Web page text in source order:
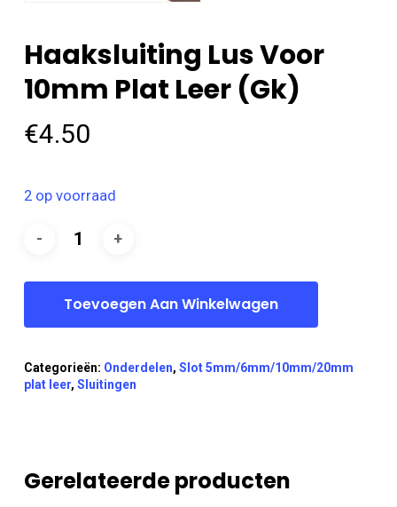
Haaksluiting Lus Voor
10mm Plat Leer (gk)
€4.50
2 op voorraad
Toevoegen Aan Winkelwagen
Categorieën: Onderdelen, Slot 5mm/6mm/10mm/20mm
plat leer, Sluitingen
Gerelateerde producten